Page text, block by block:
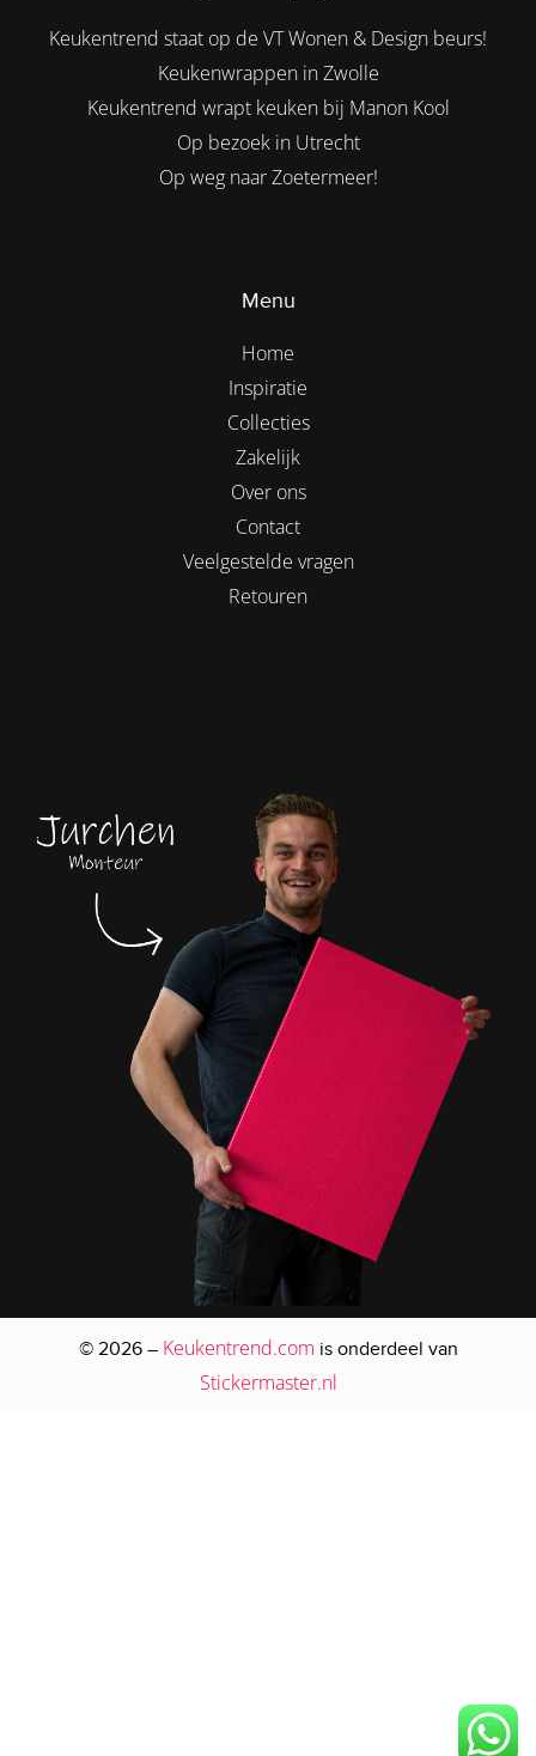
Keukentrend staat op de VT Wonen & Design beurs!
Keukenwrappen in Zwolle
Keukentrend wrapt keuken bij Manon Kool
Op bezoek in Utrecht
Op weg naar Zoetermeer!
Menu
Home
Inspiratie
Collecties
Zakelijk
Over ons
Contact
Veelgestelde vragen
Retouren
© 2026 – Keukentrend.com is onderdeel van
Stickermaster.nl